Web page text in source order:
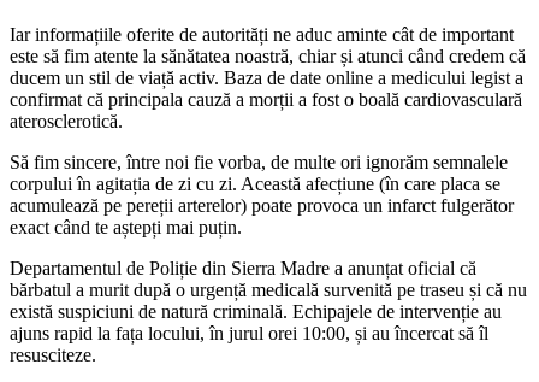
Iar informațiile oferite de autorități ne aduc aminte cât de important
este să fim atente la sănătatea noastră, chiar și atunci când credem că
ducem un stil de viață activ. Baza de date online a medicului legist a
confirmat că principala cauză a morții a fost o boală cardiovasculară
aterosclerotică.
Să fim sincere, între noi fie vorba, de multe ori ignorăm semnalele
corpului în agitația de zi cu zi. Această afecțiune (în care placa se
acumulează pe pereții arterelor) poate provoca un infarct fulgerător
exact când te aștepți mai puțin.
Departamentul de Poliție din Sierra Madre a anunțat oficial că
bărbatul a murit după o urgență medicală survenită pe traseu și că nu
există suspiciuni de natură criminală. Echipajele de intervenție au
ajuns rapid la fața locului, în jurul orei 10:00, și au încercat să îl
resusciteze.